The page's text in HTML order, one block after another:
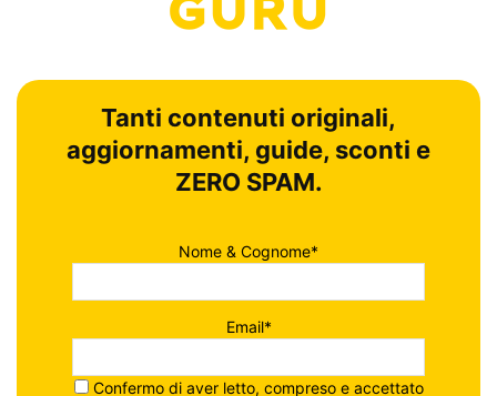
Tanti contenuti originali,
aggiornamenti, guide, sconti e
ZERO SPAM.
Nome & Cognome*
Email*
Confermo di aver letto, compreso e accettato